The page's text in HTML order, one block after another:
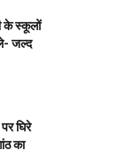
के स्कूलों
जल्द
घिरे
का